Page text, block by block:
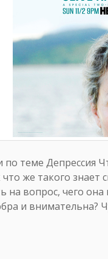
теме Депрессия
же такого
вопрос, чего она
и внимательна?